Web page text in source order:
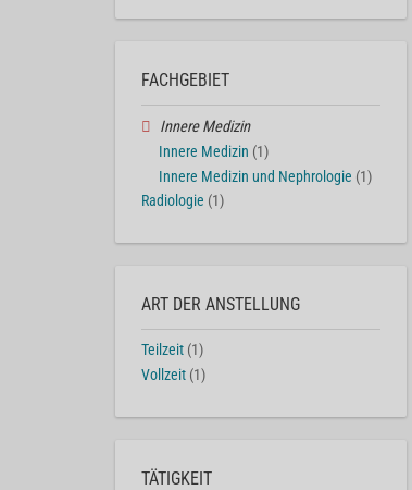
FACHGEBIET
Innere Medizin
Innere Medizin (1)
Innere Medizin und Nephrologie (1)
Radiologie (1)
ART DER ANSTELLUNG
Teilzeit (1)
Vollzeit (1)
TÄTIGKEIT